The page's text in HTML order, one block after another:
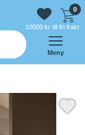
0
10000 kr till fri frakt
Meny